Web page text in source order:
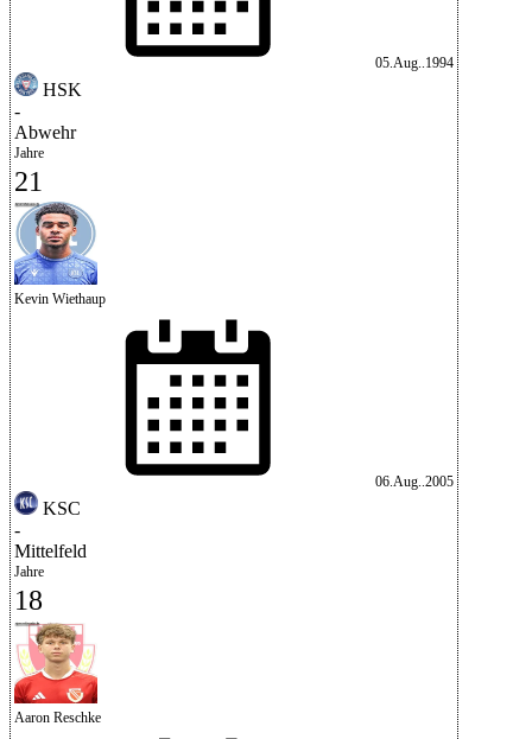
05.Aug..1994
HSK
-
Abwehr
Jahre
21
Kevin Wiethaup
06.Aug..2005
KSC
-
Mittelfeld
Jahre
18
Aaron Reschke